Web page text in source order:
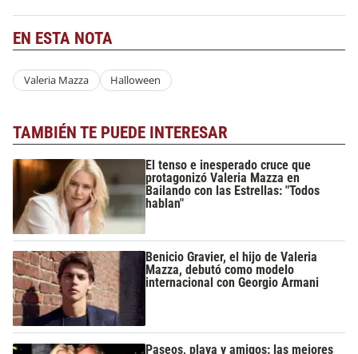
EN ESTA NOTA
Valeria Mazza Halloween
TAMBIÉN TE PUEDE INTERESAR
El tenso e inesperado cruce que
protagonizó Valeria Mazza en
Bailando con las Estrellas: "Todos
hablan"
Benicio Gravier, el hijo de Valeria
Mazza, debutó como modelo
internacional con Georgio Armani
Paseos, playa y amigos: las mejores